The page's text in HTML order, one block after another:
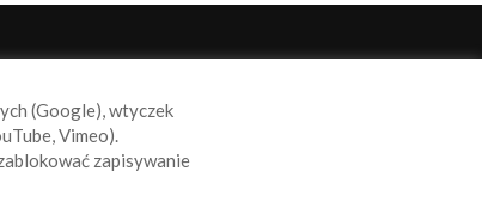
(Google), wtyczek
Vimeo).
zapisywanie